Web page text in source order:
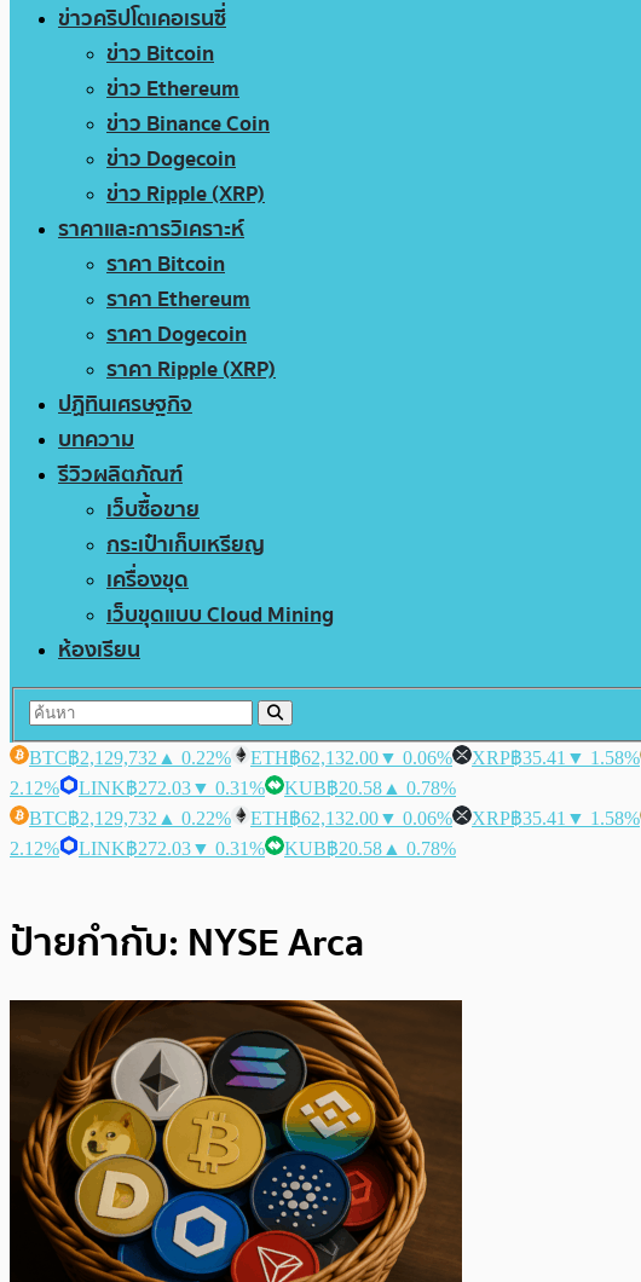
ข่าวคริปโตเคอเรนซี่
ข่าว Bitcoin
ข่าว Ethereum
ข่าว Binance Coin
ข่าว Dogecoin
ข่าว Ripple (XRP)
ราคาและการวิเคราะห์
ราคา Bitcoin
ราคา Ethereum
ราคา Dogecoin
ราคา Ripple (XRP)
ปฏิทินเศรษฐกิจ
บทความ
รีวิวผลิตภัณฑ์
เว็บซื้อขาย
กระเป๋าเก็บเหรียญ
เครื่องขุด
เว็บขุดแบบ Cloud Mining
ห้องเรียน
BTC฿2,129,732 ▲ 0.22% ETH฿62,132.00▼ 0.06% XRP฿35.41 ▼ 1.58%
2.12%
LINK฿272.03▼ 0.31% KUB฿20.58 ▲ 0.78%
BTC฿2,129,732 ▲ 0.22% ETH฿62,132.00▼ 0.06% XRP฿35.41 ▼ 1.58%
2.12%
LINK฿272.03▼ 0.31% KUB฿20.58 ▲ 0.78%
ป้ายกำกับ: NYSE Arca